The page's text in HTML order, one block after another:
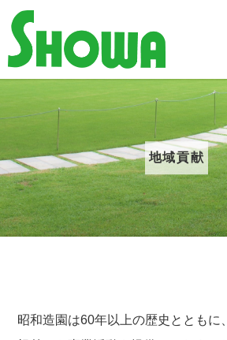
地域貢献
昭和造園は60年以上の歴史とともに